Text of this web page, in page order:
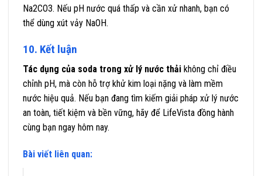
Na2CO3. Nếu pH nước quá thấp và cần xử nhanh, bạn có
thể dùng xút vảy NaOH.
10. Kết luận
Tác dụng của soda trong xử lý nước thải không chỉ điều
chỉnh pH, mà còn hỗ trợ khử kim loại nặng và làm mềm
nước hiệu quả. Nếu bạn đang tìm kiếm giải pháp xử lý nước
an toàn, tiết kiệm và bền vững, hãy để LifeVista đồng hành
cùng bạn ngay hôm nay.
Bài viết liên quan: